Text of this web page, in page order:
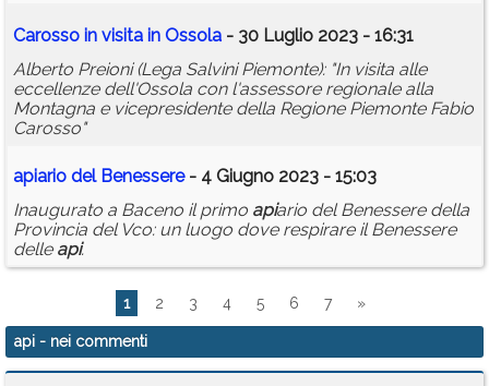
Carosso in visita in Ossola - 30 Luglio 2023 - 16:31
Alberto Preioni (Lega Salvini Piemonte): "In visita alle
eccellenze dell'Ossola con l'assessore regionale alla
Montagna e vicepresidente della Regione Piemonte Fabio
Carosso"
apiario del Benessere- 4 Giugno 2023 - 15:03
Inaugurato a Baceno il primo apiario del Benessere della
Provincia del Vco: un luogo dove respirare il Benessere
delle api.
1 2 3 4 5 6 7 »
api - nei commenti